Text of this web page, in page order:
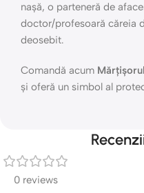
nașă, o parteneră de
doctor/profesoară căreia
deosebit.
Comandă acum
și oferă un simbol al
0 reviews